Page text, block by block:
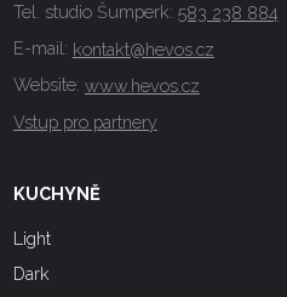
Tel. studio Šumperk: 583 238 884
E-mail: kontakt@hevos.cz
Website: www.hevos.cz
Vstup pro partnery
KUCHYNĚ
Light
Dark